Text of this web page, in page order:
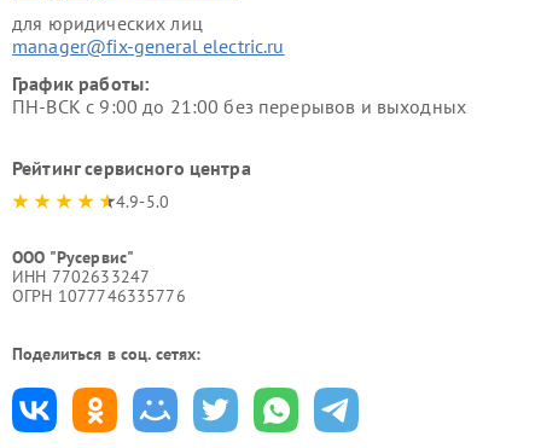
для юридических лиц
manager@fix-general electric.ru
График работы:
ПН-ВСК с 9:00 до 21:00 без перерывов и выходных
Рейтинг сервисного центра
4.9-5.0
ООО "Русервис"
ИНН 7702633247
ОГРН 1077746335776
Поделиться в соц. сетях: